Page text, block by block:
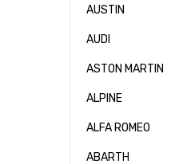
AUSTIN
AUDI
ASTON MARTIN
ALPINE
ALFA ROMEO
ABARTH